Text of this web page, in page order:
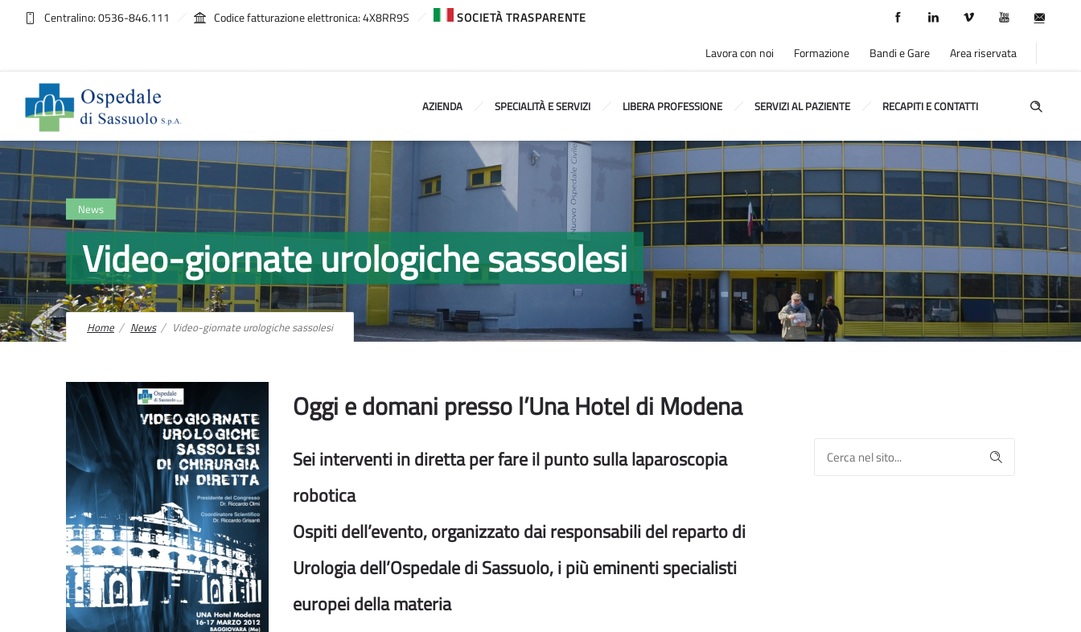
Centralino: 0536-846.111 Codice fatturazione elettronica: 4X8RR9S SOCIETÀ TRASPARENTE
Lavora con noi Formazione Bandi e Gare Area riservata
AZIENDA SPECIALITÀ E SERVIZI LIBERA PROFESSIONE SERVIZI AL PAZIENTE RECAPITI E CONTATTI
News
Video-giornate urologiche sassolesi
Home News Video-giornate urologiche sassolesi
Oggi e domani presso l’Una Hotel di Modena
Sei interventi in diretta per fare il punto sulla laparoscopia
robotica
Ospiti dell’evento, organizzato dai responsabili del reparto di
Urologia dell’Ospedale di Sassuolo, i più eminenti specialisti
europei della materia